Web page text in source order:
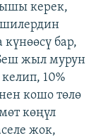
керек,
бар,
жыл мурун
10%
кошо төлө
көңүл
жок,